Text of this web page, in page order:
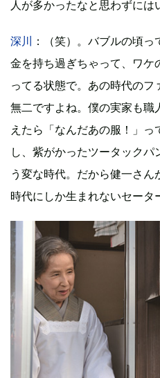
人が多かったなと思わずには
深川 ：（笑）。バブルの頃
金を持ち過ぎちゃって、ワケ
ってる状態で。あの時代の
無二ですよね。僕の実家も
えたら「なんだあの服！」
し、紫がかったツータック
う変な時代。だから健一さ
時代にしか生まれないセータ